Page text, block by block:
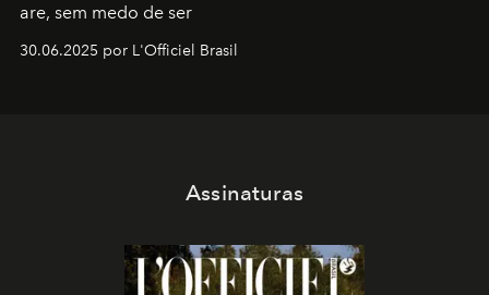
are, sem medo de ser
30.06.2025 por L'Officiel Brasil
Assinaturas